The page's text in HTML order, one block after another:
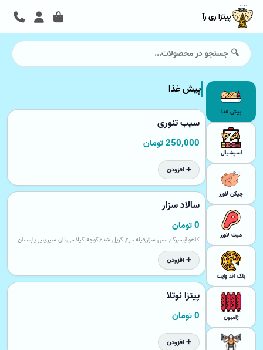
پیتزا ری رآ
پیش غذا
اسپشیال
چیکن لاورز
میت لاورز
بلک اند وایت
ژامبون
پیش غذا
سیب تنوری
250,000 تومان
➕ افزودن
سالاد سزار
0 تومان
کاهو آیسبرگ,سس سزار,فیله مرغ گریل شده,گوجه گیلاسی,نان سیر,پنیر پارمسان
➕ افزودن
پیتزا نوتلا
0 تومان
➕ افزودن